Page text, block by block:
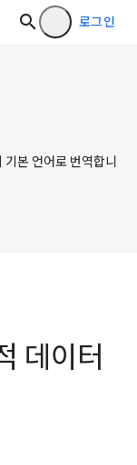
로그인
본 언어로 번역합니
데이터